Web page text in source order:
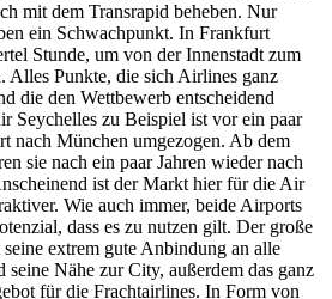
mit dem Transrapid beheben. Nur
ein Schwachpunkt. In Frankfurt
Stunde, um von der Innenstadt zum
Alles Punkte, die sich Airlines ganz
die den Wettbewerb entscheidend
Seychelles zu Beispiel ist vor ein paar
nach München umgezogen. Ab dem
sie nach ein paar Jahren wieder nach
ist der Markt hier für die Air
Wie auch immer, beide Airports
dass es zu nutzen gilt. Der große
extrem gute Anbindung an alle
seine Nähe zur City, außerdem das ganz
für die Frachtairlines. In Form von